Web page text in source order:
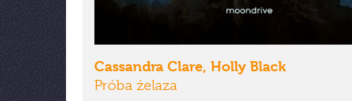
Cassandra Clare, Holly Black
Próba żelaza